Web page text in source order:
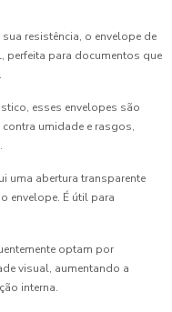
resistência, o envelope de
perfeita para documentos que
esses envelopes são
contra umidade e rasgos,
uma abertura transparente
envelope. É útil para
optam por
visual, aumentando a
interna.